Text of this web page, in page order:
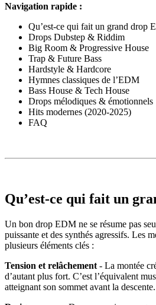
Navigation rapide :
Qu’est-ce qui fait un grand drop
Drops Dubstep & Riddim
Big Room & Progressive House
Trap & Future Bass
Hardstyle & Hardcore
Hymnes classiques de l’EDM
Bass House & Tech House
Drops mélodiques & émotionnels
Hits modernes (2020-2025)
FAQ
Qu’est-ce qui fait un
Un bon drop EDM ne se résume pas
puissante et des synthés agressifs. Les
plusieurs éléments clés :
Tension et relâchement - La montée
d’autant plus fort. C’est l’équivalent
atteignant son sommet avant la descente.